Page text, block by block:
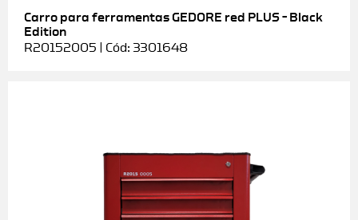
Carro para ferramentas GEDORE red PLUS – Black
Edition
R20152005 | Cód: 3301648